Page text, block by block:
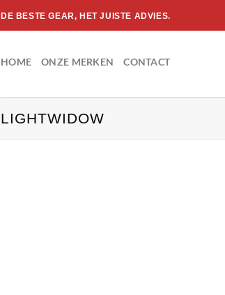
DE BESTE GEAR, HET JUISTE ADVIES.
HOME ONZE MERKEN CONTACT
LIGHTWIDOW